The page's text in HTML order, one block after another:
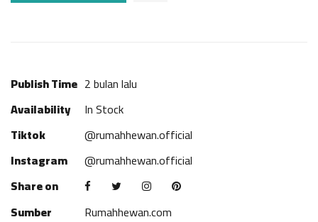
Publish Time 2 bulan lalu
Availability
In Stock
Tiktok
@rumahhewan.official
Instagram
@rumahhewan.official
Share on
Sumber
Rumahhewan.com